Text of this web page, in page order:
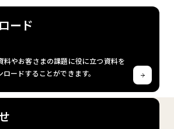
ード
料やお客さまの課題に役に立つ資料を
ードすることができます。